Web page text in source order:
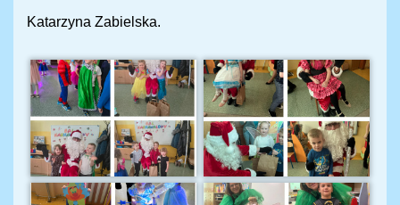
Katarzyna Zabielska.